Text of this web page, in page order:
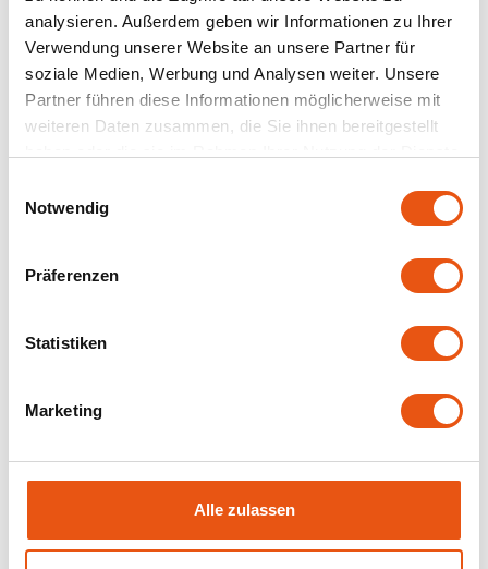
analysieren. Außerdem geben wir Informationen zu Ihrer
Verwendung unserer Website an unsere Partner für
soziale Medien, Werbung und Analysen weiter. Unsere
Partner führen diese Informationen möglicherweise mit
weiteren Daten zusammen, die Sie ihnen bereitgestellt
Notwendig
Präferenzen
Statistiken
Marketing
Alle zulassen
Glutenfrei
475 gram
3,39 €
Glutenfrei
475 gram
Auf Lager
Glutenfrei
4,59 €
Cereal Flakes Bio -